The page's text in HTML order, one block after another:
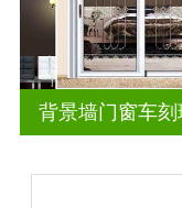
背景墙门窗车刻